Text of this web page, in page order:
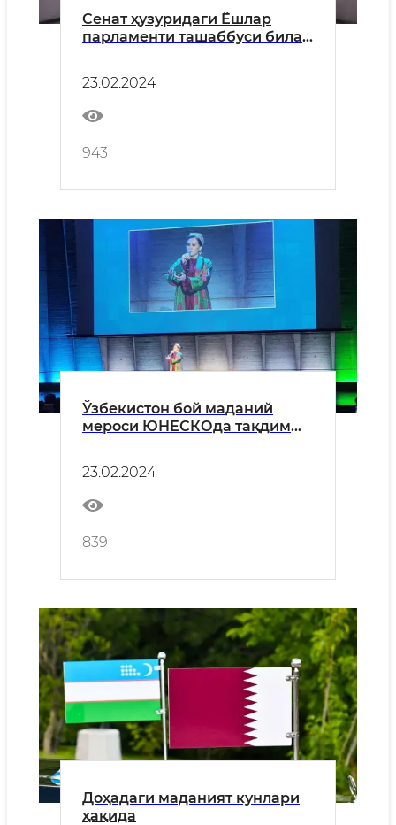
Сенат ҳузуридаги Ёшлар
парламенти ташаббуси билан
соҳасидаги тўгаракларга
ёшларни жалб этишнинг
долзарб масалалари
муҳокама қилинди
23.02.2024
943
Ўзбекистон бой маданий
мероси ЮНЕСКОда тақдим
23.02.2024
839
Доҳадаги маданият кунлари
ҳақида